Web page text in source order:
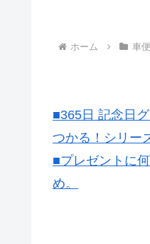
ホーム 車
■365日 記念日
つかる！シリー
■プレゼントに
め。